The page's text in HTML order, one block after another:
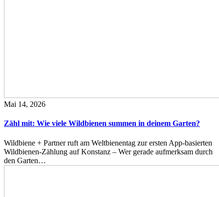
Mai 14, 2026
Zähl mit: Wie viele Wildbienen summen in deinem Garten?
Wildbiene + Partner ruft am Weltbienentag zur ersten App-basierten
Wildbienen-Zählung auf Konstanz – Wer gerade aufmerksam durch
den Garten…